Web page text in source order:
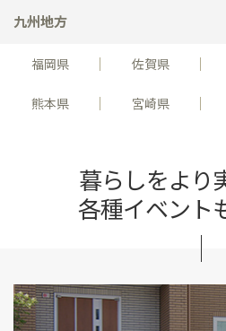
九州地方
福岡県 佐賀県
熊本県 宮崎県
暮らしをより
各種イベント